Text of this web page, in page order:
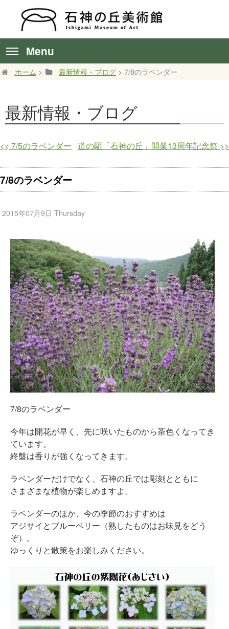
Menu
ホーム > 最新情報・ブログ > 7/8のラベンダー
最新情報・ブログ
<< 7/5のラベンダー 道の駅「石神の丘」開業13周年記念祭 >>
7/8のラベンダー
2015年07月9日 Thursday
7/8のラベンダー
今年は開花が早く、先に咲いたものから茶色くなってき
ています。
終盤は香りが強くなってきます。
ラベンダーだけでなく、石神の丘では彫刻とともに
さまざまな植物が楽しめますよ。
ラベンダーのほか、今の季節のおすすめは
アジサイとブルーベリー（熟したものはお味見をどう
ぞ）。
ゆっくりと散策をお楽しみください。